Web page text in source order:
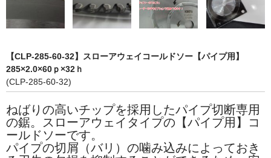
【CLP-285-60-32】スローアウェイコールドソー【パイプ用】
285×2.0×60ｐ×32ｈ
(CLP-285-60-32)
ねばりの高いチップを採用したパイプ切断専用
の鋸。スローアウェイタイプの【パイプ用】コ
ールドソーです。
パイプの切屑（バリ）の噛み込みによっておき